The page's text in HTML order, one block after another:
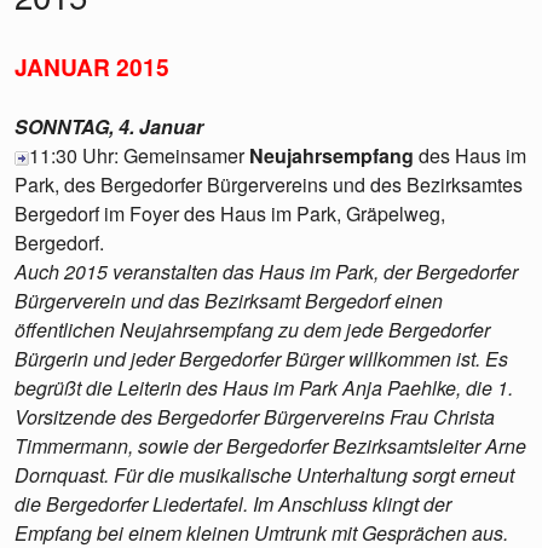
JANUAR 2015
SONNTAG, 4. Januar
11:30 Uhr: GemeinsamerNeujahrsempfang des Haus im
Park, des Bergedorfer Bürgervereins und des Bezirksamtes
Bergedorf im Foyer des Haus im Park, Gräpelweg,
Bergedorf.
Auch 2015 veranstalten das Haus im Park, der Bergedorfer
Bürgerverein und das Bezirksamt Bergedorf einen
öffentlichen Neujahrsempfang zu dem jede Bergedorfer
Bürgerin und jeder Bergedorfer Bürger willkommen ist. Es
begrüßt die Leiterin des Haus im Park Anja Paehlke, die 1.
Vorsitzende des Bergedorfer Bürgervereins Frau Christa
Timmermann, sowie der Bergedorfer Bezirksamtsleiter Arne
Dornquast. Für die musikalische Unterhaltung sorgt erneut
die Bergedorfer Liedertafel. Im Anschluss klingt der
Empfang bei einem kleinen Umtrunk mit Gesprächen aus.